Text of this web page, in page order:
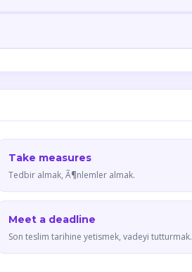
Take measures
Tedbir almak, Ã¶nlemler almak.
Meet a deadline
Son teslim tarihine yetismek, vadeyi tutturmak.